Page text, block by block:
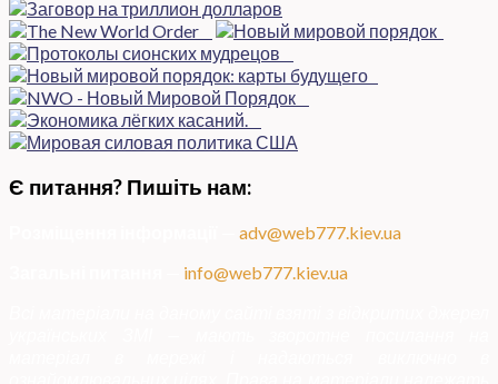
Є питання? Пишіть нам:
adv@web777.kiev.ua
info@web777.kiev.ua